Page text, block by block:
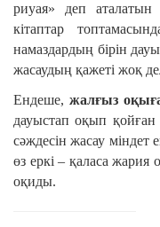
риуая» деп аталатын
кітаптар
намаздардың бірін
жасаудың қажеті жоқ
Ендеше,жалғыз
дауыстап оқып
сәждесін жасау
өз еркі – қаласа
оқиды.